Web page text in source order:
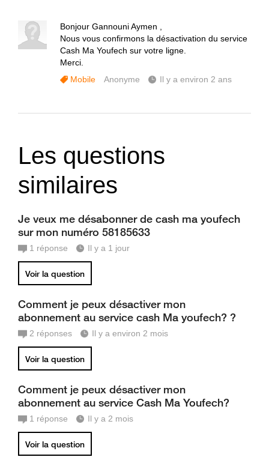
Bonjour Gannouni Aymen ,
Nous vous confirmons la désactivation du service
Cash Ma Youfech sur votre ligne.
Merci.
Mobile
Anonyme Il y a environ 2 ans
Les questions
similaires
Je veux me désabonner de cash ma youfech
sur mon numéro 58185633
1 réponse Il y a 1 jour
Voir la question
Comment je peux désactiver mon
abonnement au service cash Ma youfech? ?
2 réponses Il y a environ 2 mois
Voir la question
Comment je peux désactiver mon
abonnement au service Cash Ma Youfech?
1 réponse Il y a 2 mois
Voir la question